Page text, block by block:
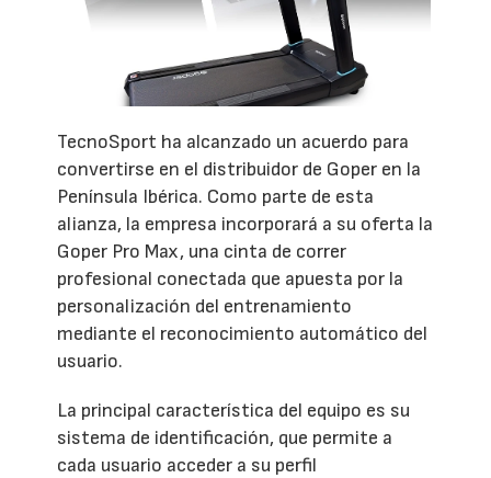
TecnoSport ha alcanzado un acuerdo para
convertirse en el distribuidor de Goper en la
Península Ibérica. Como parte de esta
alianza, la empresa incorporará a su oferta la
Goper Pro Max, una cinta de correr
profesional conectada que apuesta por la
personalización del entrenamiento
mediante el reconocimiento automático del
usuario.
La principal característica del equipo es su
sistema de identificación, que permite a
cada usuario acceder a su perfil